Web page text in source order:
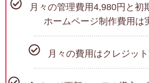
月々の管理費用4,980円と初
ホームページ制作費用は
月々の費用はクレジッ